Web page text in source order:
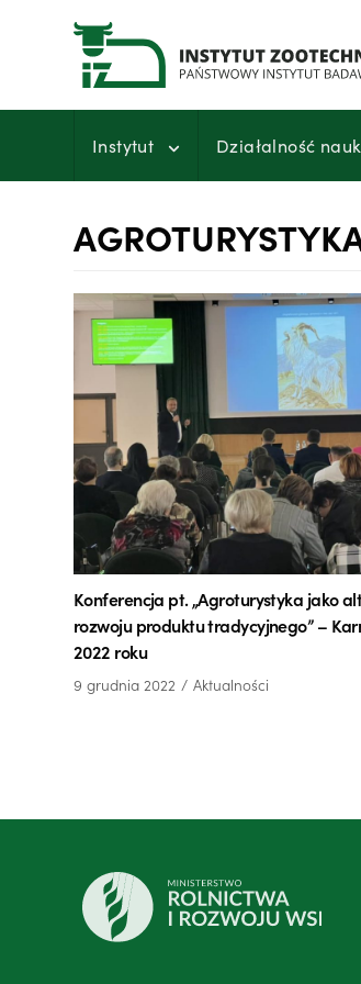
Przejdź
Instytut Działalność
Konferencja pt. „Agroturystyka jako
rozwoju produktu tradycyjnego” –
2022 roku
9 grudnia 2022 Aktualności